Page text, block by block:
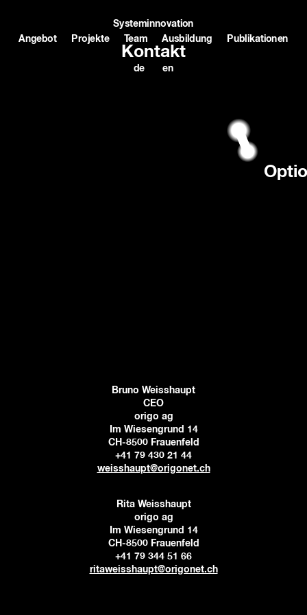
Systeminnovation
Angebot
Projekte Team Ausbildung Publikationen
Kontakt
de en
Bruno Weisshaupt
CEO
origo ag
Im Wiesengrund 14
CH-8500 Frauenfeld
+41 79 430 21 44
weisshaupt@origonet.ch
Rita Weisshaupt
origo ag
Im Wiesengrund 14
CH-8500 Frauenfeld
+41 79 344 51 66
ritaweisshaupt@origonet.ch